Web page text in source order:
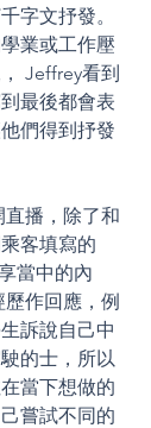
字文抒發。
業或工作壓
Jeffrey看到
最後都會表
們得到抒發
播，除了和
客填寫的
當中的內
作回應，例
訴說自己中
的士，所以
當下想做的
嘗試不同的